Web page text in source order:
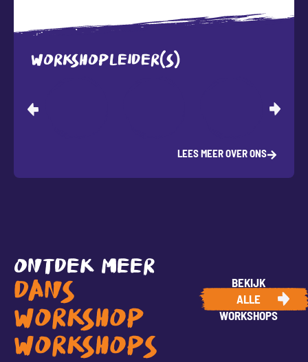
WORKSHOPLEIDER(S)
LEES MEER OVER ONS
ONTDEK MEER
DANS
WORKSHOP
WORKSHOPS
BEKIJK
ALLE
WORKSHOPS